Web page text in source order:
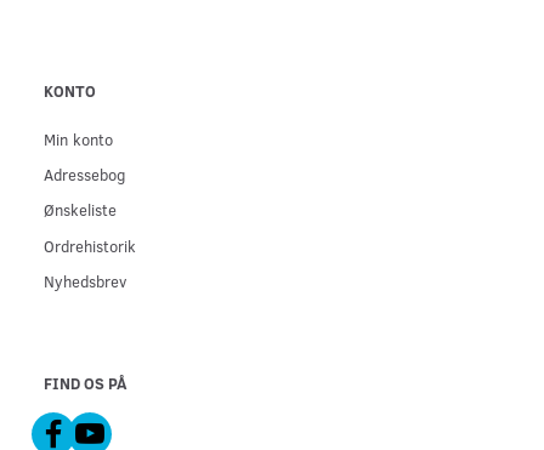
KONTO
Min konto
Adressebog
Ønskeliste
Ordrehistorik
Nyhedsbrev
FIND OS PÅ